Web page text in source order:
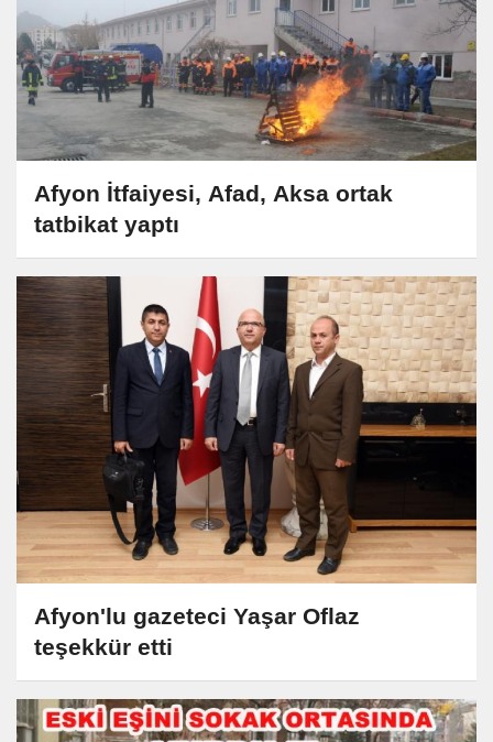
Afyon İtfaiyesi, Afad, Aksa ortak
tatbikat yaptı
Afyon'lu gazeteci Yaşar Oflaz
teşekkür etti